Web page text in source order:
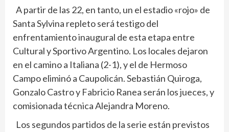
A partir de las 22, en tanto, un el estadio «rojo» de
Santa Sylvina repleto será testigo del
enfrentamiento inaugural de esta etapa entre
Cultural y Sportivo Argentino. Los locales dejaron
en el camino a Italiana (2-1), y el de Hermoso
Campo eliminó a Caupolicán. Sebastián Quiroga,
Gonzalo Castro y Fabricio Ranea serán los jueces, y
comisionada técnica Alejandra Moreno.
Los segundos partidos de la serie están previstos